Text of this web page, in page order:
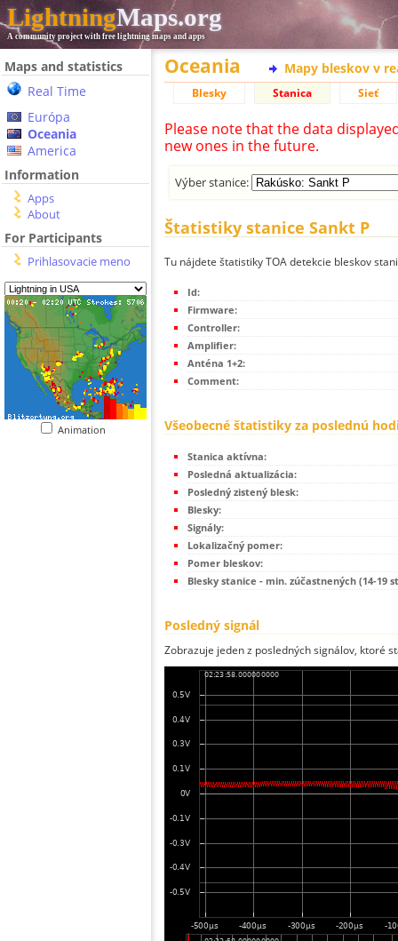
LightningMaps.org
A community project with free lightning maps and apps
Maps and statistics
Real Time
Európa
Oceania
America
Information
Apps
About
For Participants
Prihlasovacie meno
Animation
Oceania Mapy bleskov v
Blesky Stanica Sieť
Please note that the data
new ones in the future.
Výber stanice:
Štatistiky stanice Sankt P
Tu nájdete štatistiky TOA detekcie bleskov
Id:
Firmware:
Controller:
Amplifier:
Anténa 1+2:
Comment:
Všeobecné štatistiky za poslednú
Stanica aktívna:
Posledná aktualizácia:
Posledný zistený blesk:
Blesky:
Signály:
Lokalizačný pomer:
Pomer bleskov:
Blesky stanice - min. zúčastnených (14-19
Posledný signál
Zobrazuje jeden z posledných signálov, ktoré